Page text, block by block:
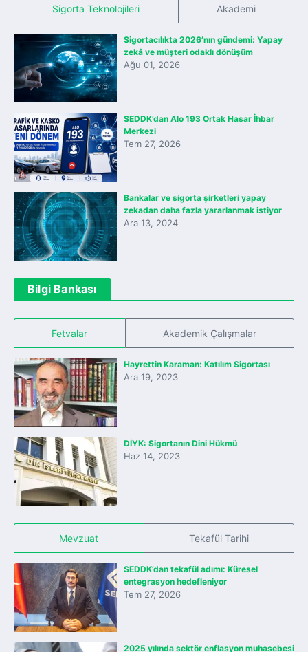
Sigorta Teknolojileri Akademi
Sigortacılıkta 2026’nın gündemi: Yapay
zekâ ve müşteri odaklı dönüşüm
Ağu 01, 2026
SEDDK’dan Alo 193 Ortak Hasar İhbar
Merkezi
Tem 27, 2026
Bankalar ve sigorta şirketleri yapay
zekadan daha fazla yararlanmak istiyor
Ara 13, 2024
Bilgi Bankası
Fetvalar Akademik Çalışmalar
Hayrettin Karaman: Katılım Sigortası
Ara 19, 2023
DİYK: Sigortanın Dini Hükmü
Haz 14, 2023
Mevzuat Tekafül Tarihi
SEDDK’dan tekafül adımı: Küresel
entegrasyon hedefleniyor
Tem 27, 2026
2025 yılında sektör enflasyon muhasebesi